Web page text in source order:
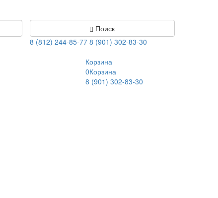
Поиск
8 (812) 244-85-77 8 (901) 302-83-30
Корзина
0Корзина
8 (901) 302-83-30